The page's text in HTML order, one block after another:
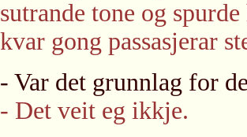
sutrande tone og
kvar gong passasjerar
- Var det grunnlag for
- Det veit eg ikkje.